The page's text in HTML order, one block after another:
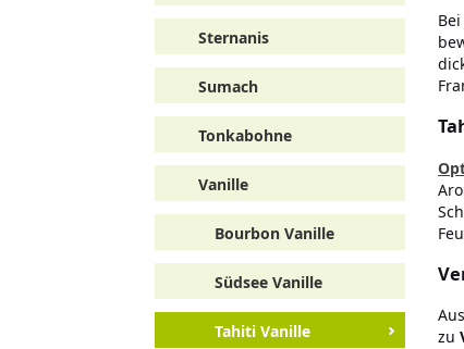
Sternanis
Sumach
Tonkabohne
Vanille
Bourbon Vanille
Südsee Vanille
Tahiti Vanille
zu